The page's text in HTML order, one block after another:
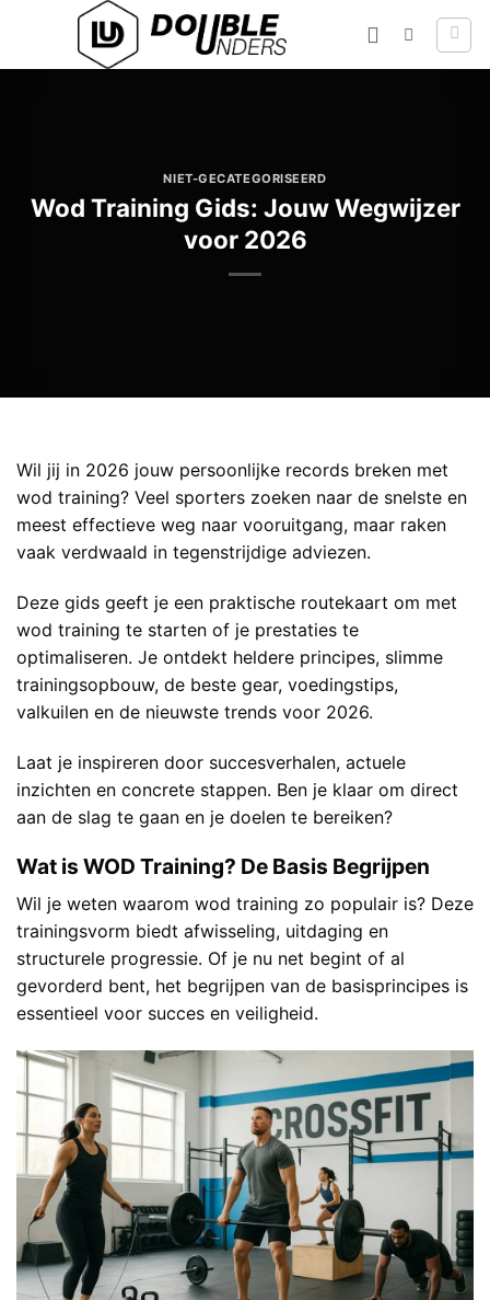
inhoud
NIET-GECATEGORISEERD
Wod Training Gids: Jouw Wegwijzer
voor 2026
Wil jij in 2026 jouw persoonlijke records breken met
wod training? Veel sporters zoeken naar de snelste en
meest effectieve weg naar vooruitgang, maar raken
vaak verdwaald in tegenstrijdige adviezen.
Deze gids geeft je een praktische routekaart om met
wod training te starten of je prestaties te
optimaliseren. Je ontdekt heldere principes, slimme
trainingsopbouw, de beste gear, voedingstips,
valkuilen en de nieuwste trends voor 2026.
Laat je inspireren door succesverhalen, actuele
inzichten en concrete stappen. Ben je klaar om direct
aan de slag te gaan en je doelen te bereiken?
Wat is WOD Training? De Basis Begrijpen
Wil je weten waarom wod training zo populair is? Deze
trainingsvorm biedt afwisseling, uitdaging en
structurele progressie. Of je nu net begint of al
gevorderd bent, het begrijpen van de basisprincipes is
essentieel voor succes en veiligheid.